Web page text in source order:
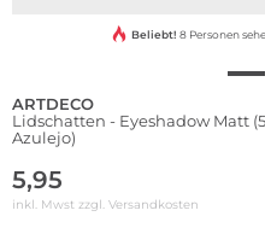
VIBES
Beliebt! 8 Personen
ARTDECO
Lidschatten - Eyeshadow Matt
Azulejo)
5,95
inkl. Mwst zzgl. Versandkosten